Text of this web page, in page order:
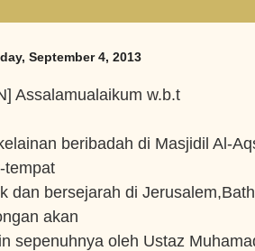
September 4, 2013
Assalamualaikum w.b.t
beribadah di Masjidil Al-
tempat
dan bersejarah di
akan
sepenuhnya oleh Ustaz